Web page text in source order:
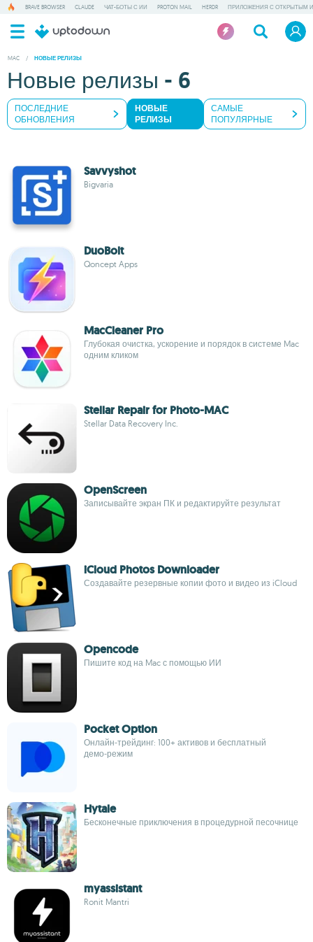
BRAVE BROWSER CLAUDE ЧАТ-БОТЫ С ИИ PROTON MAIL HERDR ПРИЛОЖЕНИЯ С ОТКРЫТЫМ
MAC / НОВЫЕ РЕЛИЗЫ
Новые релизы - 6
ПОСЛЕДНИЕ
ОБНОВЛЕНИЯ
НОВЫЕ
РЕЛИЗЫ
САМЫЕ
ПОПУЛЯРНЫЕ
Savvyshot
Bigvaria
DuoBolt
Qoncept Apps
MacCleaner Pro
Глубокая очистка, ускорение и порядок в системе Mac
одним кликом
Stellar Repair for Photo-MAC
Stellar Data Recovery Inc.
OpenScreen
Записывайте экран ПК и редактируйте результат
iCloud Photos Downloader
Создавайте резервные копии фото и видео из iCloud
Opencode
Пишите код на Mac с помощью ИИ
Pocket Option
Онлайн‑трейдинг: 100+ активов и бесплатный
демо‑режим
Hytale
Бесконечные приключения в процедурной песочнице
myassistant
Ronit Mantri